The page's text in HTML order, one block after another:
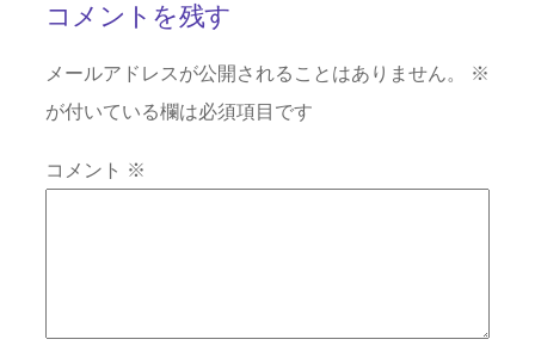
コメントを残す
メールアドレスが公開されることはありません。
※
が付いている欄は必須項目です
コメント ※